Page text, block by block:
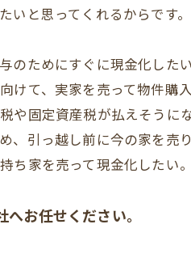
いと思ってくれるからです。
のためにすぐに現金化したい
けて、実家を売って物件購
や固定資産税が払えそうに
、引っ越し前に今の家を売り
ち家を売って現金化したい。
お任せください。